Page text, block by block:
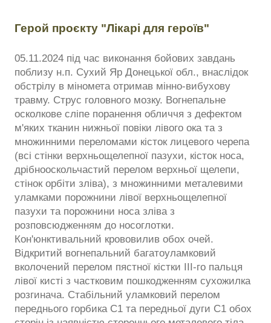
Герой проєкту "Лікарі для героїв"
05.11.2024 під час виконання бойових завдань
поблизу н.п. Сухий Яр Донецької обл., внаслідок
обстрілу в міномета отримав мінно-вибухову
травму. Струс головного мозку. Вогнепальне
осколкове сліпе поранення обличчя з дефектом
м'яких тканин нижньої повіки лівого ока та з
множинними переломами кісток лицевого черепа
(всі стінки верхньощелепної пазухи, кісток носа,
дрібнооскольчастий перелом верхньої щелепи,
стінок орбіти зліва), з множинними металевими
уламками порожнини лівої верхньощелепної
пазухи та порожнини носа зліва з
розповсюдженням до носоглотки.
Кон'юнктивальний крововилив обох очей.
Відкритий вогнепальний багатоуламковий
вколочений перелом пястної кістки ІІІ-го пальця
лівої кисті з частковим пошкодженням сухожилка
розгинача. Стабільний уламковий перелом
переднього горбика С1 та передньої дуги С1 обох